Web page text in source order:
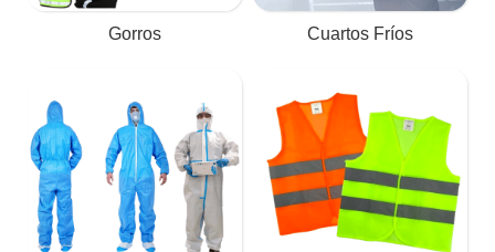
Gorros Cuartos Fríos